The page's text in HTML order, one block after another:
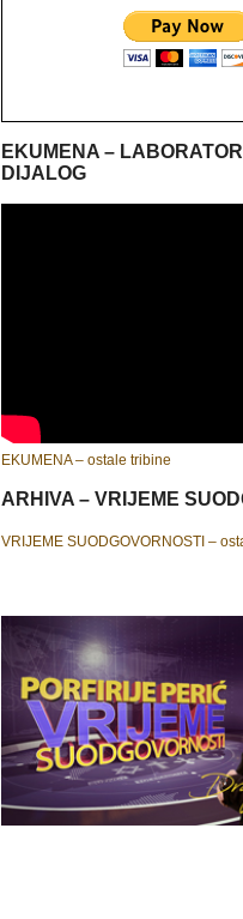
EKUMENA –
DIJALOG
EKUMENA – ostale tribine
ARHIVA – VRIJEME
VRIJEME SUODGOVORNOSTI –